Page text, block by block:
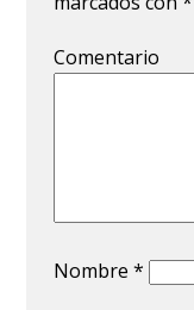
Comentario
Nombre*